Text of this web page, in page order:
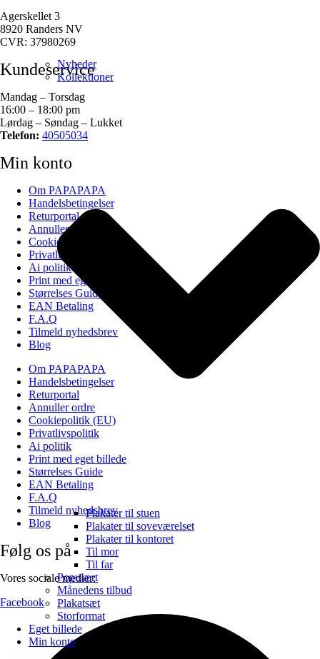
Nyheder
Kollektioner
Plakater til stuen
Plakater til soveværelset
Plakater til kontoret
Til mor
Til far
Populært
Månedens tilbud
Plakatsæt
Storformat
Eget billede
Min konto
Agerskellet 3
8920 Randers NV
CVR: 37980269
Kundeservice
Mandag – Torsdag
16:00 – 18:00 pm
Lørdag – Søndag – Lukket
Telefon: 40505034
Min konto
Om PAPAPAPA
Handelsbetingelser
Returportal
Annuller ordre
Cookiepolitik (EU)
Privatlivspolitik
Ai politik
Print med eget billede
Størrelses Guide
EAN Betaling
F.A.Q
Tilmeld nyhedsbrev
Blog
Om PAPAPAPA
Handelsbetingelser
Returportal
Annuller ordre
Cookiepolitik (EU)
Privatlivspolitik
Ai politik
Print med eget billede
Størrelses Guide
EAN Betaling
F.A.Q
Tilmeld nyhedsbrev
Blog
Følg os på
Vores sociale medier:
Facebook